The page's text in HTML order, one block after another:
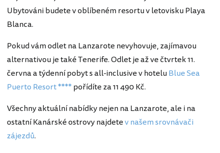
Ubytováni budete v oblíbeném resortu v letovisku Playa
Blanca.
Pokud vám odlet na Lanzarote nevyhovuje, zajímavou
alternativou je také Tenerife. Odlet je až ve čtvrtek 11.
června a týdenní pobyt s all-inclusive v hoteluBlue Sea
Puerto Resort ****pořídíte za 11 490 Kč.
Všechny aktuální nabídky nejen na Lanzarote, ale i na
ostatní Kanárské ostrovy najdetev našem srovnávači
zájezdů.